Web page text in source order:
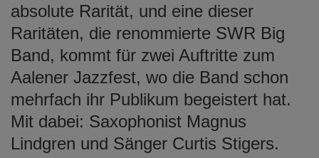
absolute Rarität, und eine dieser
Raritäten, die renommierte SWR Big
Band, kommt für zwei Auftritte zum
Aalener Jazzfest, wo die Band schon
mehrfach ihr Publikum begeistert hat.
Mit dabei: Saxophonist Magnus
Lindgren und Sänger Curtis Stigers.